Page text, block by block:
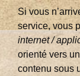
Si vous
service, vous
internet /
orienté vers
contenu sous